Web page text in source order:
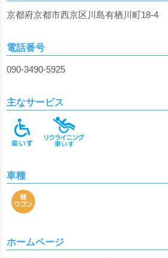
京都府京都市西京区川島有栖川町18-4
電話番号
090-3490-5925
主なサービス
車種
ホームページ